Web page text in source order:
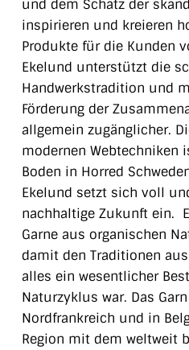
und dem Schatz der
inspirieren und kreieren
Produkte für die Kunden
Ekelund unterstützt die
Handwerkstradition und
Förderung der
allgemein zugänglicher.
modernen Webtechniken
Boden in Horred
Ekelund setzt sich voll
nachhaltige Zukunft ein.
Garne aus organischen
damit den Traditionen
alles ein wesentlicher
Naturzyklus war. Das
Nordfrankreich und in
Region mit dem weltweit